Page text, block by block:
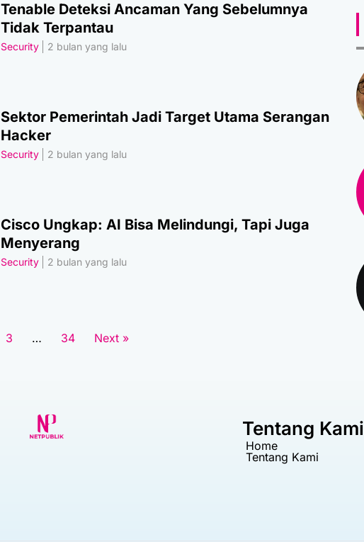
Tenable Deteksi Ancaman Yang Sebelumnya
Tidak Terpantau
Security 2 bulan yang lalu
Sektor Pemerintah Jadi Target Utama Serangan
Hacker
Security 2 bulan yang lalu
Cisco Ungkap: AI Bisa Melindungi, Tapi Juga
Menyerang
Security 2 bulan yang lalu
3 … 34 Next »
Tentang Kami
Home
Tentang Kami